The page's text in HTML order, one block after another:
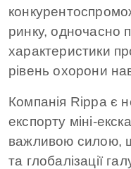
ринку, одночасно
характеристики
рівень охорони
Компанія Rippa є
експорту міні-
важливою силою,
та глобалізації